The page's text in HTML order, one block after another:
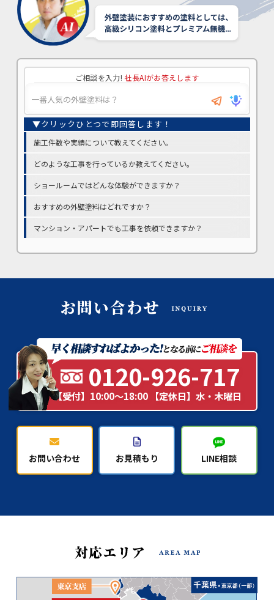
ご相談を入力! 社長AIがお答えします
施工件数や実績について教えてください。
どのような工事を行っているか教えてください。
ショールームではどんな体験ができますか？
おすすめの外壁塗料はどれですか？
マンション・アパートでも工事を依頼できますか？
0120-926-717
【受付】10:00～18:00 【定休日】水・木曜日
お問い合わせ お見積もり LINE相談